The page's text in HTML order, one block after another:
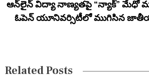
a
ఆన్‌లైన్ విద్యా నాణ్యతపై “న్యాక్” మేధో
ఓపెన్ యూనివర్సిటీలో ముగిసిన
Related Posts